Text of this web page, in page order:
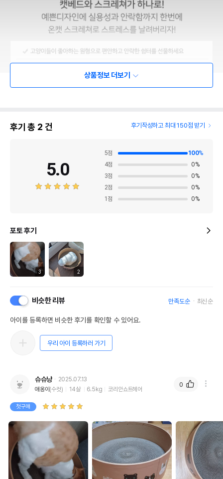
상품정보 더보기
후기 총 2 건 후기작성하고 최대 150점 받기
5.0
5점 100%
4점 0%
3점 0%
2점 0%
1 점 0%
포토 후기
3 2
비슷한 리뷰 만족도순 최신순
아이를 등록하면 비슷한 후기를 확인할 수 있어요.
우리 아이 등록하러 가기
슈슈냥
2025.07.13
애옹이 (수컷) 14살 6.5kg 코리안쇼트헤어
첫구매
0